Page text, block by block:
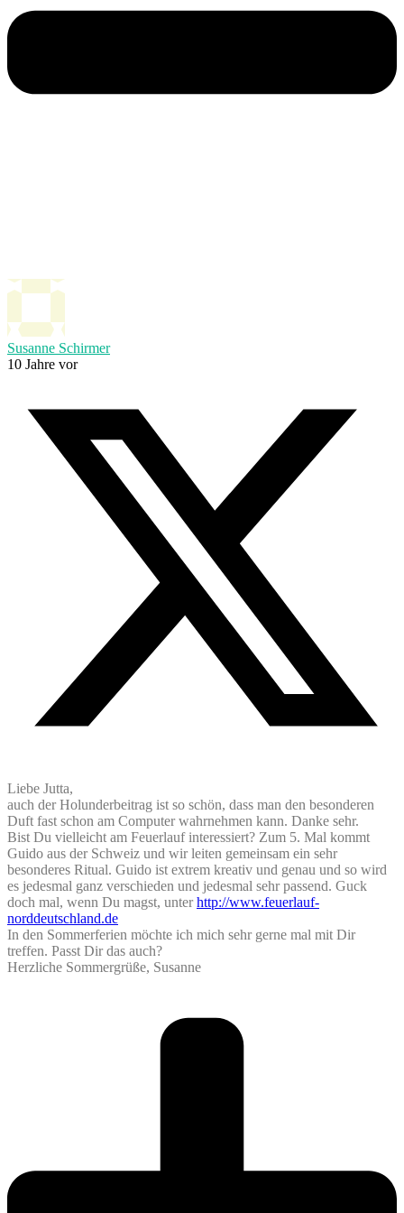
Susanne Schirmer
10 Jahre vor
Liebe Jutta,
auch der Holunderbeitrag ist so schön, dass man den besonderen
Duft fast schon am Computer wahrnehmen kann. Danke sehr.
Bist Du vielleicht am Feuerlauf interessiert? Zum 5. Mal kommt
Guido aus der Schweiz und wir leiten gemeinsam ein sehr
besonderes Ritual. Guido ist extrem kreativ und genau und so wird
es jedesmal ganz verschieden und jedesmal sehr passend. Guck
doch mal, wenn Du magst, unterhttp://www.feuerlauf-
norddeutschland.de
In den Sommerferien möchte ich mich sehr gerne mal mit Dir
treffen. Passt Dir das auch?
Herzliche Sommergrüße, Susanne